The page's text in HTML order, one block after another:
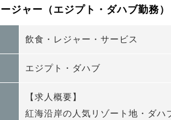
ジャー（エジプト・ダハブ勤務
飲食・レジャー・サービス
エジプト・ダハブ
【求人概要】
紅海沿岸の人気リゾート地・ダハ